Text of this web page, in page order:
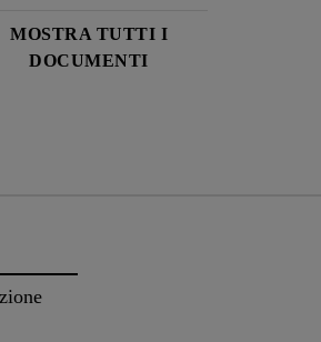
MOSTRA TUTTI I
DOCUMENTI